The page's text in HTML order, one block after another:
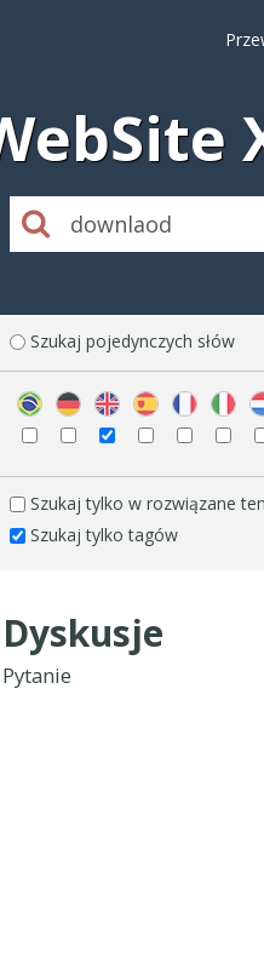
Szukaj pojedynczych słów
Szukaj tylko w rozwiązane
Szukaj tylko tagów
Dyskusje
Pytanie